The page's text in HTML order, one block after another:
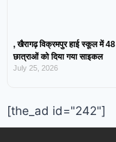
, खैरागढ़ विक्रमपुर हाई स्कूल में 48
छात्राओं को दिया गया साइकल
July 25, 2026
[the_ad id="242"]